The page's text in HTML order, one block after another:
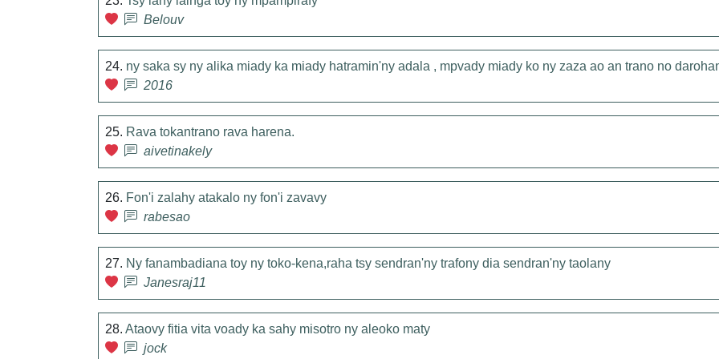
Belouv
24. ny saka sy ny alika miady ka miady hatramin'ny adala , mpvady miady ko ny zaza ao an trano no
2016
25. Rava tokantrano rava harena.
aivetinakely
26. Fon'i zalahy atakalo ny fon'i zavavy
rabesao
27. Ny fanambadiana toy ny toko-kena,raha tsy sendran'ny trafony dia sendran'ny taolany
Janesraj11
28. Ataovy fitia vita voady ka sahy misotro ny aleoko maty
jock